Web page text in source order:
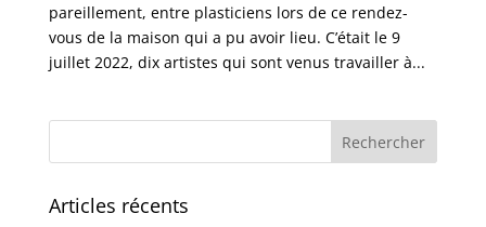
pareillement, entre plasticiens lors de ce rendez-
vous de la maison qui a pu avoir lieu. C’était le 9
juillet 2022, dix artistes qui sont venus travailler à...
Articles récents